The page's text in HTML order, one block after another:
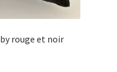
rouge et noir